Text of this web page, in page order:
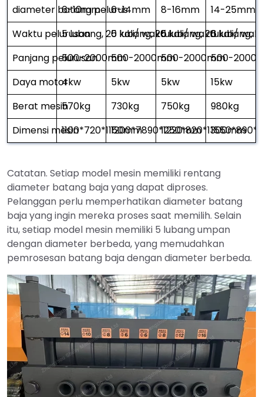
diameter batang pelurus
6-10mm 6-14mm 8-16mm
14-25mm
Waktu pelurusan5 lubang, 20 kali/ waktu
5 lubang, 20 kali/ waktu
5 lubang, 20 kali/
6 lubang,
Panjang pelurusan
500-2000mm500-2000mm500-2000mm
500-
Daya motor4kw 5kw 5kw
15kw
Berat mesin570kg 730kg 750kg
980kg
Dimensi mesin1100*720*1150mm1200*7890*1220mm1250*820*1300mm
Catatan. Setiap model mesin memiliki rentang
diameter batang baja yang dapat diproses.
Pelanggan perlu memperhatikan diameter batang
baja yang ingin mereka proses saat memilih. Selain
itu, setiap model mesin memiliki 5 lubang umpan
dengan diameter berbeda, yang memudahkan
pemrosesan batang baja dengan diameter berbeda.